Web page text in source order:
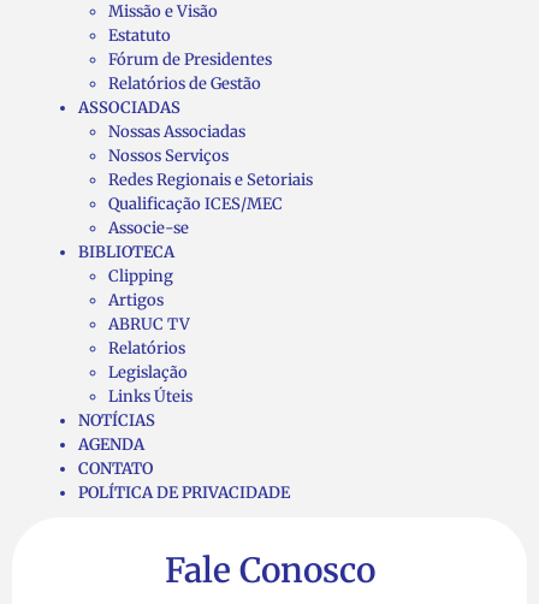
Missão e Visão
Estatuto
Fórum de Presidentes
Relatórios de Gestão
ASSOCIADAS
Nossas Associadas
Nossos Serviços
Redes Regionais e Setoriais
Qualificação ICES/MEC
Associe-se
BIBLIOTECA
Clipping
Artigos
ABRUC TV
Relatórios
Legislação
Links Úteis
NOTÍCIAS
AGENDA
CONTATO
POLÍTICA DE PRIVACIDADE
Fale Conosco